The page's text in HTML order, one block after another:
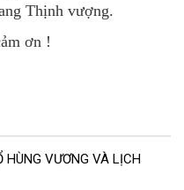
Thịnh vượng.
ơn !
HÙNG VƯƠNG VÀ LỊCH